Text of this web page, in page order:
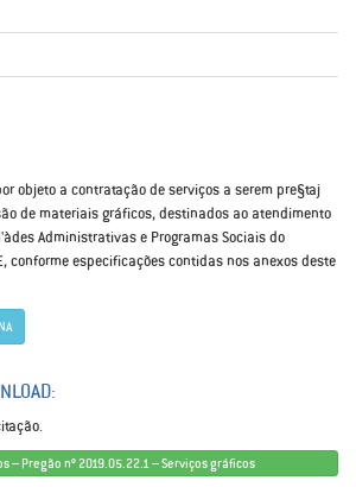
objeto a contratação de serviços a serem pre§taj
de materiais gráficos, destinados ao atendimento
Administrativas e Programas Sociais do
conforme especificações contidas nos anexos deste
– Pregão nº 2019.05.22.1 – Serviços gráficos